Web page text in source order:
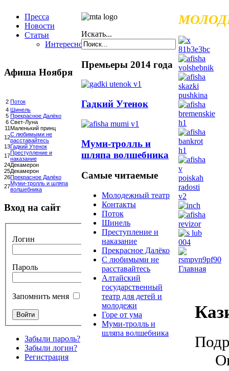
Пресса
Новости
Статьи
Интересное
Афиша Ноября
2 Поток
4 Шинель
5 Прекрасное Далёко
6 Свет-Луна
11Маленький принц
12С любимыми не
расставайтесь
13Гадкий Утенок
17Преступление и
наказание
24Декамерон
25Декамерон
26Прекрасное Далёко
27Муми-тролль и шляпа
волшебника
Вход на сайт
Логин
Пароль
Запомнить меня
Забыли пароль?
Забыли логин?
Регистрация
Искать...
Премьеры 2014 года
Гадкий Утенок
Муми-тролль и
шляпа волшебника
Самые читаемые
Молодежный театр
Контакты
Поток
Шинель
Преступление и
наказание
Прекрасное Далёко
С любимыми не
расставайтесь
Алтайский
государственный
театр для детей и
молодежи
Горе от ума
Муми-тролль и
шляпа волшебника
Главная